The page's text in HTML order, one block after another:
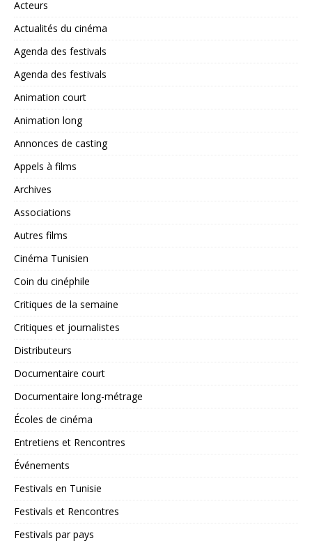
Acteurs
Actualités du cinéma
Agenda des festivals
Agenda des festivals
Animation court
Animation long
Annonces de casting
Appels à films
Archives
Associations
Autres films
Cinéma Tunisien
Coin du cinéphile
Critiques de la semaine
Critiques et journalistes
Distributeurs
Documentaire court
Documentaire long-métrage
Écoles de cinéma
Entretiens et Rencontres
Événements
Festivals en Tunisie
Festivals et Rencontres
Festivals par pays